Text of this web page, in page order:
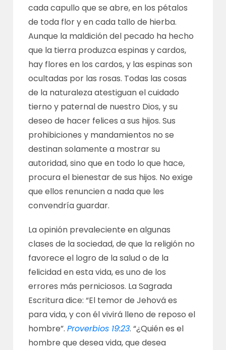
cada capullo que se abre, en los pétalos
de toda flor y en cada tallo de hierba.
Aunque la maldición del pecado ha hecho
que la tierra produzca espinas y cardos,
hay flores en los cardos, y las espinas son
ocultadas por las rosas. Todas las cosas
de la naturaleza atestiguan el cuidado
tierno y paternal de nuestro Dios, y su
deseo de hacer felices a sus hijos. Sus
prohibiciones y mandamientos no se
destinan solamente a mostrar su
autoridad, sino que en todo lo que hace,
procura el bienestar de sus hijos. No exige
que ellos renuncien a nada que les
convendría guardar.
La opinión prevaleciente en algunas
clases de la sociedad, de que la religión no
favorece el logro de la salud o de la
felicidad en esta vida, es uno de los
errores más perniciosos. La Sagrada
Escritura dice: “El temor de Jehová es
para vida, y con él vivirá lleno de reposo el
hombre”.Proverbios 19:23. “¿Quién es el
hombre que desea vida, que desea